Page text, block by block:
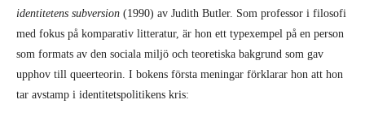
identitetens subversion (1990) av Judith Butler. Som professor i filosofi
med fokus på komparativ litteratur, är hon ett typexempel på en person
som formats av den sociala miljö och teoretiska bakgrund som gav
upphov till queerteorin. I bokens första meningar förklarar hon att hon
tar avstamp i identitetspolitikens kris: